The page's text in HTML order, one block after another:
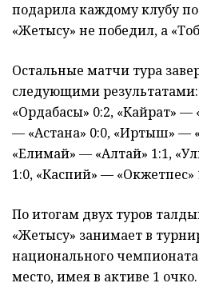
подарила каждому клубу
«Жетысу» не победил, а
Остальные матчи тура
следующими
«Ордабасы» 0:2, «Кайрат» —
— «Астана» 0:0, «Иртыш» —
«Елимай» — «Алтай» 1:1,
1:0, «Каспий» — «Окжетпес»
По итогам двух туров
«Жетысу» занимает в
национального
место, имея в активе 1 очко.